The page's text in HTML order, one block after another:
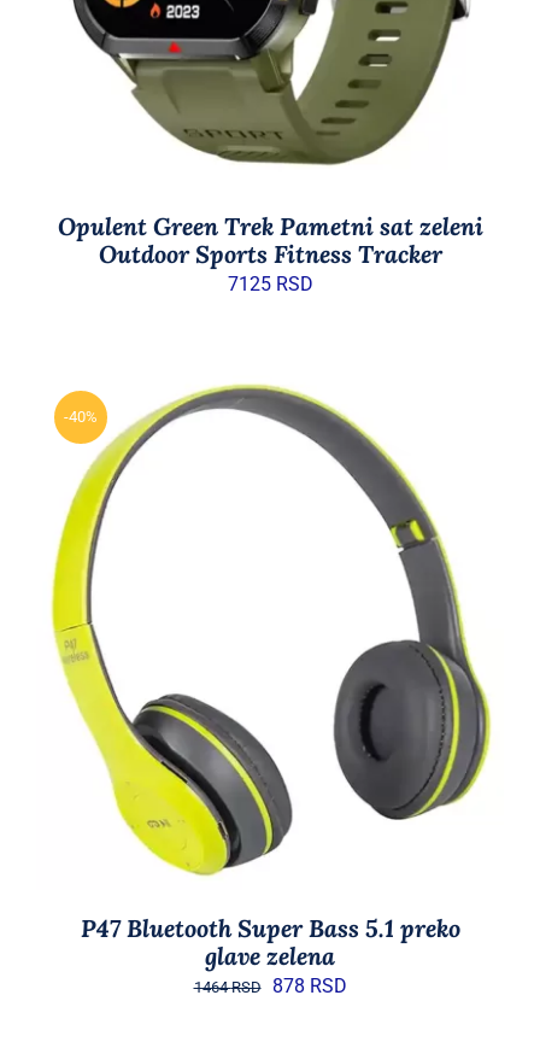
Opulent Green Trek Pametni sat zeleni
Outdoor Sports Fitness Tracker
7125 RSD
-40%
DETAILS
P47 Bluetooth Super Bass 5.1 preko
glave zelena
1464RSD
Originalna
878 RSDTrenutna